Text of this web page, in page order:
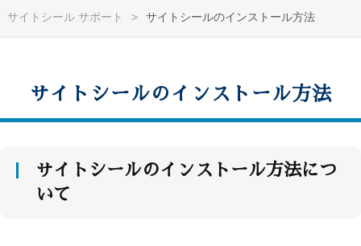
サイトシール サポート
サイトシールのインストール方法
サイトシールのインストール方法
サイトシールのインストール方法につ
いて